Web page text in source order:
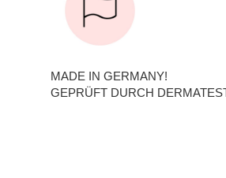
MADE IN GERMANY!
GEPRÜFT DURCH